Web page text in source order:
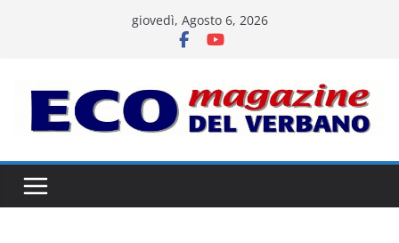
giovedì, Agosto 6, 2026